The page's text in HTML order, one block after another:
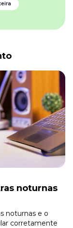
noturnas
noturnas e o
corretamente